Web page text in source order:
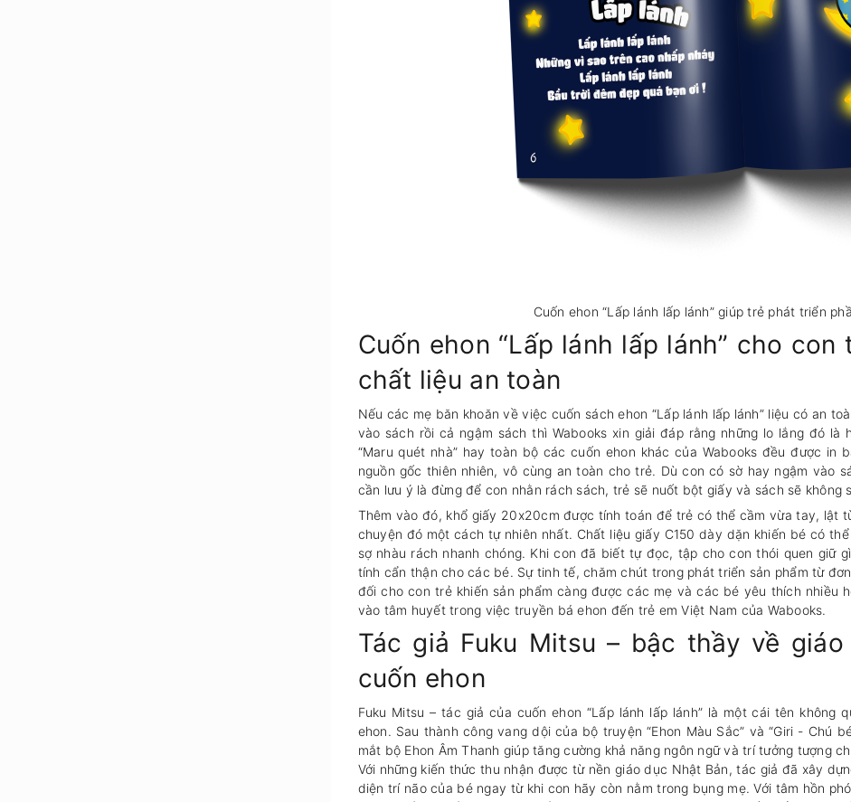
Cuốn ehon “Lấp lánh lấp lánh” giúp trẻ phát triển
Cuốn ehon “Lấp lánh lấp lánh” cho
chất liệu an toàn
Nếu các mẹ băn khoăn về việc cuốn sách ehon “Lấp lánh lấp lánh” liệu có an
vào sách rồi cả ngậm sách thì Wabooks xin giải đáp rằng những lo lắng đó là
“Maru quét nhà” hay toàn bộ các cuốn ehon khác của Wabooks đều được
nguồn gốc thiên nhiên, vô cùng an toàn cho trẻ. Dù con có sờ hay ngậm vào
cần lưu ý là đừng để con nhằn rách sách, trẻ sẽ nuốt bột giấy và sách sẽ không
Thêm vào đó, khổ giấy 20x20cm được tính toán để trẻ có thể cầm vừa tay, lật
chuyện đó một cách tự nhiên nhất. Chất liệu giấy C150 dày dặn khiến bé có
sợ nhàu rách nhanh chóng. Khi con đã biết tự đọc, tập cho con thói quen giữ
tính cẩn thận cho các bé. Sự tinh tế, chăm chút trong phát triển sản phẩm từ
đối cho con trẻ khiến sản phẩm càng được các mẹ và các bé yêu thích nhiều
vào tâm huyết trong việc truyền bá ehon đến trẻ em Việt Nam của Wabooks.
Tác giả Fuku Mitsu – bậc thầy về
cuốn ehon
Fuku Mitsu – tác giả của cuốn ehon “Lấp lánh lấp lánh” là một cái tên không
ehon. Sau thành công vang dội của bộ truyện “Ehon Màu Sắc” và “Giri - Chú
mắt bộ Ehon Âm Thanh giúp tăng cường khả năng ngôn ngữ và trí tưởng tượng
Với những kiến thức thu nhận được từ nền giáo dục Nhật Bản, tác giả đã xây
diện trí não của bé ngay từ khi con hãy còn nằm trong bụng mẹ. Với tâm hồn